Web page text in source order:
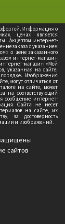
Информация о
ценах является
Акцептом интернет-
заказа с указанием
о цене заказанного
интернет-магазин
магазин «Мой
указанная на сайте,
Изображения
могут отличаться от
на сайте, может
на соответствующий
сообщение интернет-
Сайта не несет
на сайте, их
за достоверность
и изображений.
сайтов